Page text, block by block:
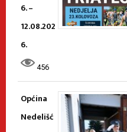
6. –
12.08.202
6.
456
Općina
Nedelišć